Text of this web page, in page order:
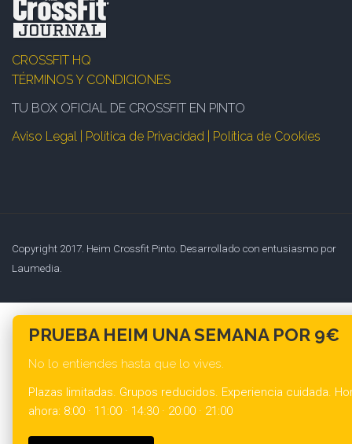
CROSSFIT HQ
TÉRMINOS Y CONDICIONES
TU BOX OFICIAL DE CROSSFIT EN PINTO
Aviso Legal | Política de Privacidad | Política de Cookies
Copyright 2017. Heim Crossfit Pinto. Desarrollado con entusiasmo por
Laumedia.
PRUEBA HEIM UNA SEMANA POR 9€
No lo entiendes hasta que lo vives.
Plazas limitadas. Grupos reducidos. Experiencia cuidada.
ahora: 8:00 · 11:00 · 14:30 · 20:00 · 21:00